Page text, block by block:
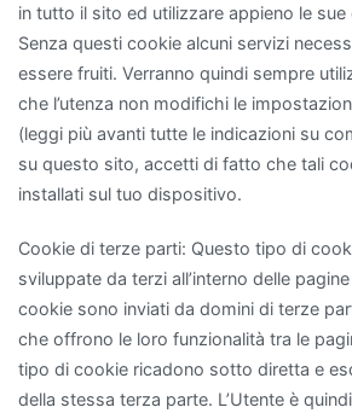
in tutto il sito ed utilizzare appieno le
Senza questi cookie alcuni servizi
essere fruiti. Verranno quindi sempre
che l’utenza non modifichi le
(leggi più avanti tutte le indicazioni su
su questo sito, accetti di fatto che tali
installati sul tuo dispositivo.
Cookie di terze parti: Questo tipo di
sviluppate da terzi all’interno delle
cookie sono inviati da domini di terze
che offrono le loro funzionalità tra le
tipo di cookie ricadono sotto diretta e
della stessa terza parte. L’Utente è